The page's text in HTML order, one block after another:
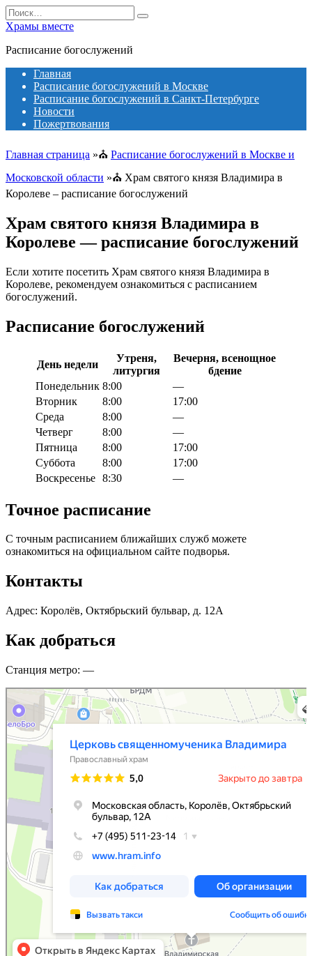
Перейти
к
содержанию
Search
for:
Храмы вместе
Расписание богослужений
Главная
Расписание богослужений в Москве
Расписание богослужений в Санкт-Петербурге
Новости
Пожертвования
Главная страница »⛪ Расписание богослужений в Москве и
Московской области »⛪ Храм святого князя Владимира в
Королеве – расписание богослужений
Храм святого князя Владимира в
Королеве — расписание богослужений
Если хотите посетить Храм святого князя Владимира в
Королеве, рекомендуем ознакомиться с расписанием
богослужений.
Расписание богослужений
День недели
Утреня,
литургия
Вечерня, всенощное
бдение
Понедельник 8:00
—
Вторник
8:00
17:00
Среда
8:00
—
Четверг
8:00
—
Пятница
8:00
17:00
Суббота
8:00
17:00
Воскресенье 8:30 —
Точное расписание
С точным расписанием ближайших служб можете
ознакомиться на официальном сайте подворья.
Контакты
Адрес: Королёв, Октябрьский бульвар, д. 12А
Как добраться
Станция метро: —
Церковь священномученика Владимира
Православный храм в Королёве